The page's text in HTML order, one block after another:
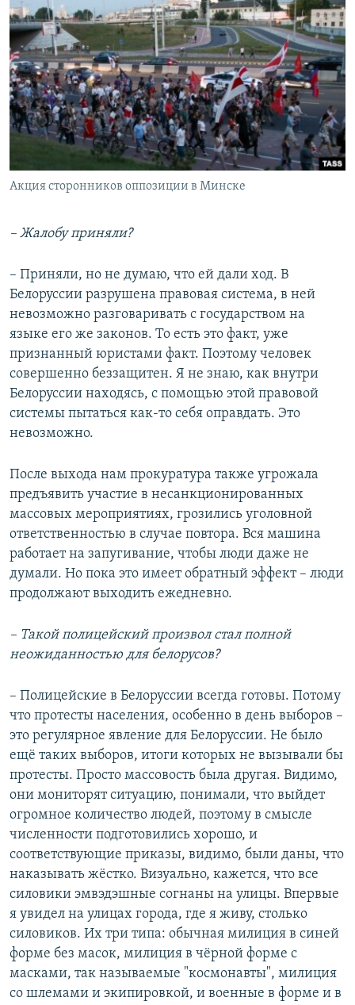
Акция сторонников оппозиции в Минске
– Жалобу приняли?
– Приняли, но не думаю, что ей дали ход. В
Белоруссии разрушена правовая система, в ней
невозможно разговаривать с государством на
языке его же законов. То есть это факт, уже
признанный юристами факт. Поэтому человек
совершенно беззащитен. Я не знаю, как внутри
Белоруссии находясь, с помощью этой правовой
системы пытаться как-то себя оправдать. Это
невозможно.
После выхода нам прокуратура также угрожала
предъявить участие в несанкционированных
массовых мероприятиях, грозились уголовной
ответственностью в случае повтора. Вся машина
работает на запугивание, чтобы люди даже не
думали. Но пока это имеет обратный эффект – люди
продолжают выходить ежедневно.
– Такой полицейский произвол стал полной
неожиданностью для белорусов?
– Полицейские в Белоруссии всегда готовы. Потому
что протесты населения, особенно в день выборов –
это регулярное явление для Белоруссии. Не было
ещё таких выборов, итоги которых не вызывали бы
протесты. Просто массовость была другая. Видимо,
они мониторят ситуацию, понимали, что выйдет
огромное количество людей, поэтому в смысле
численности подготовились хорошо, и
соответствующие приказы, видимо, были даны, что
наказывать жёстко. Визуально, кажется, что все
силовики эмвэдэшные согнаны на улицы. Впервые
я увидел на улицах города, где я живу, столько
силовиков. Их три типа: обычная милиция в синей
форме без масок, милиция в чёрной форме с
масками, так называемые "космонавты", милиция
со шлемами и экипировкой, и военные в форме и в